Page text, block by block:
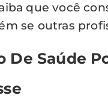
que você
se outras
De Saúde